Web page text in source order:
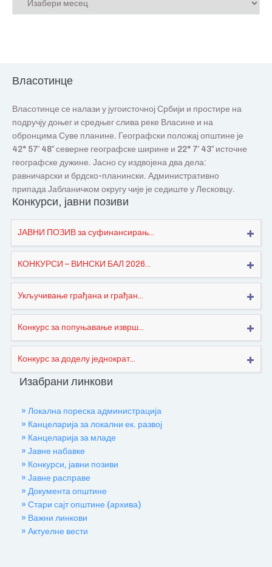
Власотинце
Власотинце се налази у југоисточној Србији и простире на
подручју доњег и средњег слива реке Власине и на
обронцима Суве планине. Географски положај општине је
42° 57′ 48″ северне географске ширине и 22° 7′ 43″ источне
географске дужине. Јасно су издвојена два дела:
равничарски и брдско-планински. Административно
припада Јабланичком округу чије је седиште у Лесковцу.
Конкурси, јавни позиви
ЈАВНИ ПОЗИВ за суфинансирањ...
КОНКУРСИ – ВИНСКИ БАЛ 2026...
Укључивање грађана и грађан...
Конкурс за попуњавање изврш...
Конкурс за доделу једнократ...
Изабрани линкови
» Локална пореска администрација
» Канцеларија за локални ек. развој
» Канцеларија за младе
» Јавне набавке
» Конкурси, јавни позиви
» Јавне расправе
» Документа општине
» Стари сајт општине (архива)
» Важни линкови
» Актуелне вести